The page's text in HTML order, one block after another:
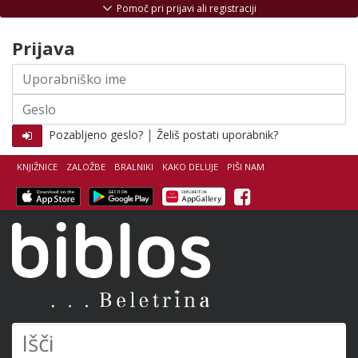
KNJIŽNICE ZALOŽBE BRALNIKI KAKO DELUJE PIŠI NAM
Facebook
Pomoč pri prijavi ali registraciji
Prijava
Uporabniško
ime
Geslo
Pozabljeno geslo? | Želiš postati uporabnik?